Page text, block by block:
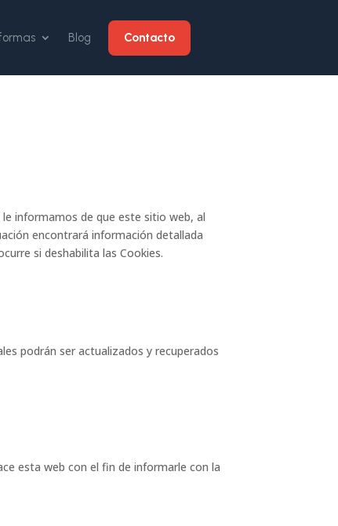
Blog Contacto
informamos de que este sitio web, al
encontrará información detallada
si deshabilita las Cookies.
podrán ser actualizados y recuperados
esta web con el fin de informarle con la